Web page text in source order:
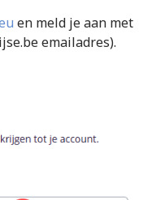
en meld je aan met
emailadres).